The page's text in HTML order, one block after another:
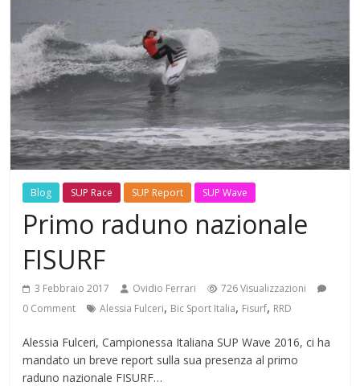
Blog SUP Race SUP Report SUP Wave
Primo raduno nazionale
FISURF
3 Febbraio 2017 Ovidio Ferrari
726 Visualizzazioni
0 Comment
Alessia Fulceri, Bic Sport Italia, Fisurf, RRD
Alessia Fulceri, Campionessa Italiana SUP Wave 2016, ci ha
mandato un breve report sulla sua presenza al primo
raduno nazionale FISURF…